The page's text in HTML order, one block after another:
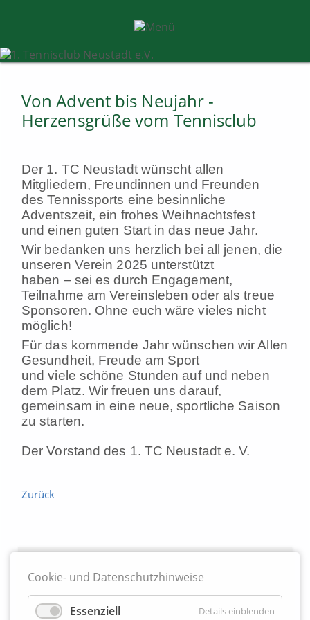
Von Advent bis Neujahr -
Herzensgrüße vom Tennisclub
Der 1. TC Neustadt wünscht allen
Mitgliedern, Freundinnen und Freunden
des Tennissports eine besinnliche
Adventszeit, ein frohes Weihnachtsfest
und einen guten Start in das neue Jahr.
Wir bedanken uns herzlich bei all jenen, die
unseren Verein 2025 unterstützt
haben – sei es durch Engagement,
Teilnahme am Vereinsleben oder als treue
Sponsoren. Ohne euch wäre vieles nicht
möglich!
Für das kommende Jahr wünschen wir Allen
Gesundheit, Freude am Sport
und viele schöne Stunden auf und neben
dem Platz. Wir freuen uns darauf,
gemeinsam in eine neue, sportliche Saison
zu starten.
Der Vorstand des 1. TC Neustadt e. V.
Zurück
Cookie- und Datenschutzhinweise
Essenziell Details einblenden